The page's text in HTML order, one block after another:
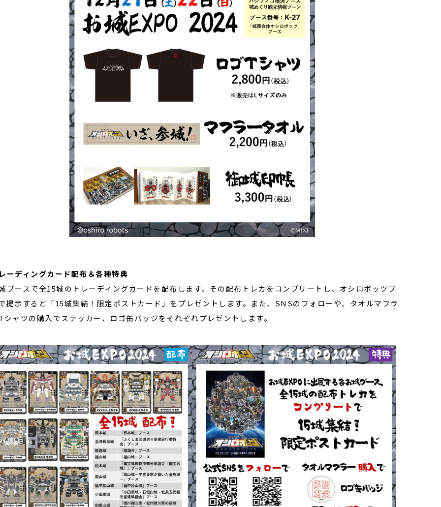
ーディングカード配布＆各種特典
ブースで全15城のトレーディングカードを配布します。その配布トレカをコンプリートし、オシロボッツブ
提示すると「15城集結！限定ポストカード」をプレゼントします。また、SNSのフォローや、タオルマフラ
シャツの購入でステッカー、ロゴ缶バッジをそれぞれプレゼントします。